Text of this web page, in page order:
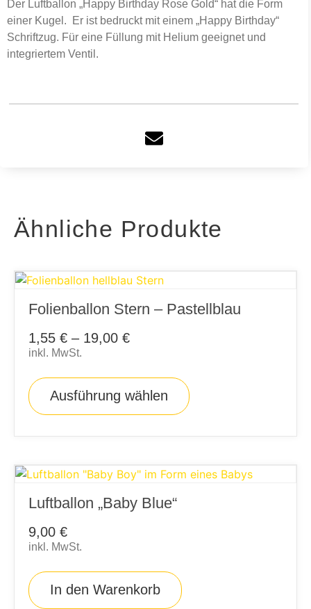
Der Luftballon „Happy Birthday Rose Gold“ hat die Form
einer Kugel. Er ist bedruckt mit einem „Happy Birthday“
Schriftzug. Für eine Füllung mit Helium geeignet und
integriertem Ventil.
Ähnliche Produkte
Folienballon Stern – Pastellblau
1,55 € – 19,00 €
inkl. MwSt.
Ausführung wählen
Luftballon „Baby Blue“
9,00 €
inkl. MwSt.
In den Warenkorb